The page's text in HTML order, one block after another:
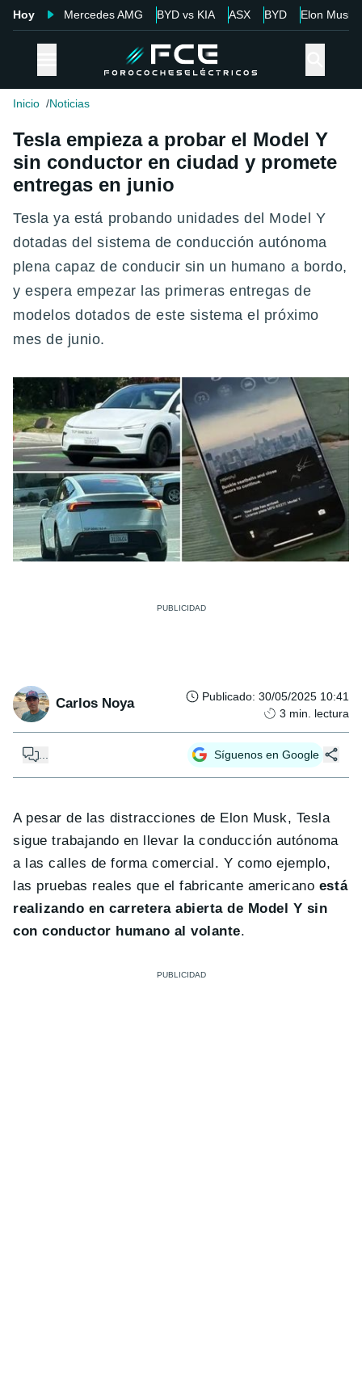
Hoy Mercedes AMG BYD vs KIA ASX BYD Elon Musk
Inicio Noticias
Tesla empieza a probar el Model Y
sin conductor en ciudad y promete
entregas en junio
Tesla ya está probando unidades del Model Y
dotadas del sistema de conducción autónoma
plena capaz de conducir sin un humano a bordo,
y espera empezar las primeras entregas de
modelos dotados de este sistema el próximo
mes de junio.
Carlos Noya Publicado: 30/05/2025 10:41
3 min. lectura
Síguenos en Google
A pesar de las distracciones de Elon Musk, Tesla
sigue trabajando en llevar la conducción autónoma
a las calles de forma comercial. Y como ejemplo,
las pruebas reales que el fabricante americano está
realizando en carretera abierta de Model Y sin
con conductor humano al volante.